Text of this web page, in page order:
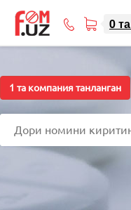
0та
207-
08
1 та компания танланган